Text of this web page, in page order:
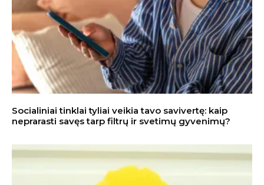
Socialiniai tinklai tyliai veikia tavo savivertę: kaip
neprarasti savęs tarp filtrų ir svetimų gyvenimų?